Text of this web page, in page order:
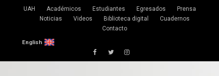
UAH Académicos Estudiantes Egresados
Prensa
Noticias
Videos Biblioteca digital
Cuadernos
Contacto
English
FacebookTwitterInstagram